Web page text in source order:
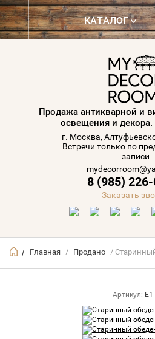
КАТАЛОГ
Продажа антикварной и
освещения и декора.
г. Москва,
Встречи только по
записи
8 (985)
Заказать
/ Главная / Продано /
Артикул: